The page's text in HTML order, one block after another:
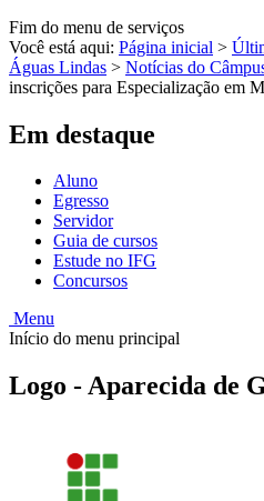
Fim do menu de serviços
Você está aqui: Página inicial >
Águas Lindas > Notícias do
inscrições para Especialização em
Em destaque
Aluno
Egresso
Servidor
Guia de cursos
Estude no IFG
Concursos
Menu
Início do menu principal
Logo - Aparecida de